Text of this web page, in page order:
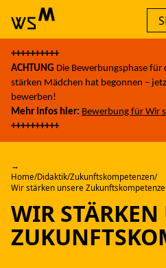
content
++++++++++
ACHTUNG Die Bewerbungsphase
stärken Mädchen hat begonnen –
bewerben!
Mehr Infos hier: Bewerbung für Wir
++++++++++
AKTUELLES
THEMEN
ÜBER UNS
FÜR
Home/Didaktik/Zukunftskompetenzen/
Wir stärken unsere
WIR STÄRKEN